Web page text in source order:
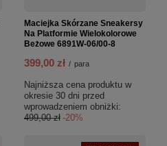
Maciejka Skórzane Sneakersy
Na Platformie Wielokolorowe
Beżowe 6891W-06/00-8
399,00 zł / para
Najniższa cena produktu w
okresie 30 dni przed
wprowadzeniem obniżki:
499,00 zł -20%